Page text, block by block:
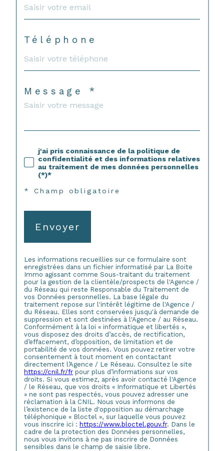
Téléphone
Message *
j'ai pris connaissance de la politique de
confidentialité et des informations relatives
au traitement de mes données personnelles
(*)*
* Champ obligatoire
Envoyer
Les informations recueillies sur ce formulaire sont
enregistrées dans un fichier informatisé par La Boite
Immo agissant comme Sous-traitant du traitement
pour la gestion de la clientèle/prospects de l'Agence /
du Réseau qui reste Responsable du Traitement de
vos Données personnelles. La base légale du
traitement repose sur l'intérêt légitime de l'Agence /
du Réseau. Elles sont conservées jusqu'à demande de
suppression et sont destinées à l'Agence / au Réseau.
Conformément à la loi « informatique et libertés »,
vous disposez des droits d’accès, de rectification,
d’effacement, d’opposition, de limitation et de
portabilité de vos données. Vous pouvez retirer votre
consentement à tout moment en contactant
directement l’Agence / Le Réseau. Consultez le site
https://cnil.fr/fr pour plus d’informations sur vos
droits. Si vous estimez, après avoir contacté l'Agence
/ le Réseau, que vos droits « Informatique et Libertés
» ne sont pas respectés, vous pouvez adresser une
réclamation à la CNIL. Nous vous informons de
l’existence de la liste d'opposition au démarchage
téléphonique « Bloctel », sur laquelle vous pouvez
vous inscrire ici : https://www.bloctel.gouv.fr. Dans le
cadre de la protection des Données personnelles,
nous vous invitons à ne pas inscrire de Données
sensibles dans le champ de saisie libre.